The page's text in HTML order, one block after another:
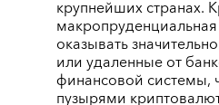
крупнейших странах.
оказывать
или удаленные от
финансовой системы,
пузырями